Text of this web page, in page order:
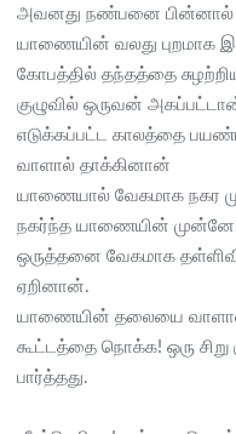
அவனது நண்பனை பின்னால்
யாணையின் வலது புறமாக
கோபத்தில் தந்தத்தை
குழுவில் ஒருவன்
எடுக்கப்பட்ட காலத்தை
வாளால் தாக்கினான்
யாணையால் வேகமாக நகர
நகர்ந்த யாணையின் முன்னே,
ஒருத்தனை வேகமாக
ஏறினான்.
யாணையின் தலையை
கூட்டத்தை நொக்க! ஒரு
பார்த்தது.